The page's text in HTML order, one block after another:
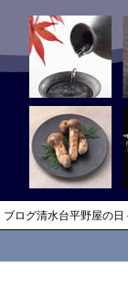
ブログ清水台平野屋の日